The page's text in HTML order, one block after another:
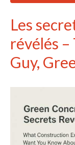
Les
révélés
Guy,